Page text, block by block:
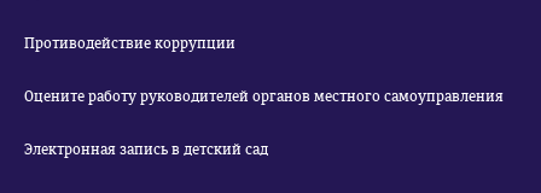
Противодействие коррупции
Оцените работу руководителей органов местного самоуправления
Электронная запись в детский сад